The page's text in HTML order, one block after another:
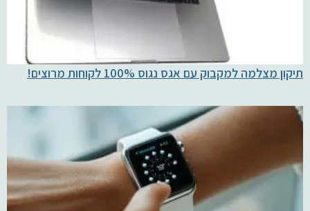
תיקון מצלמה למקבוק עם אגס נגוס 100% לקוחות מרוצים!